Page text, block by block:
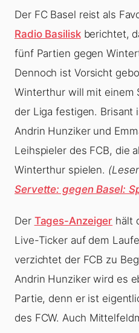
Der FC Basel reist als
Radio Basiliskberichtet,
fünf Partien gegen
Dennoch ist Vorsicht
Winterthur will mit einem
der Liga festigen. Brisant
Andrin Hunziker und
Leihspieler des FCB, die
Winterthur spielen.
Servette: gegen Basel:
Der Tages-Anzeiger hält
Live-Ticker auf dem
verzichtet der FCB zu
Andrin Hunziker wird es
Partie, denn er ist
des FCW. Auch